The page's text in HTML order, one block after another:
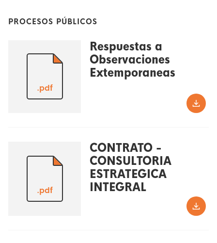
PROCESOS PÚBLICOS
.pdf
Respuestas a
Observaciones
Extemporaneas
.pdf
CONTRATO -
CONSULTORIA
ESTRATEGICA
INTEGRAL